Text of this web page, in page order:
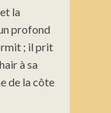
la
profond
; il prit
à sa
de la côte